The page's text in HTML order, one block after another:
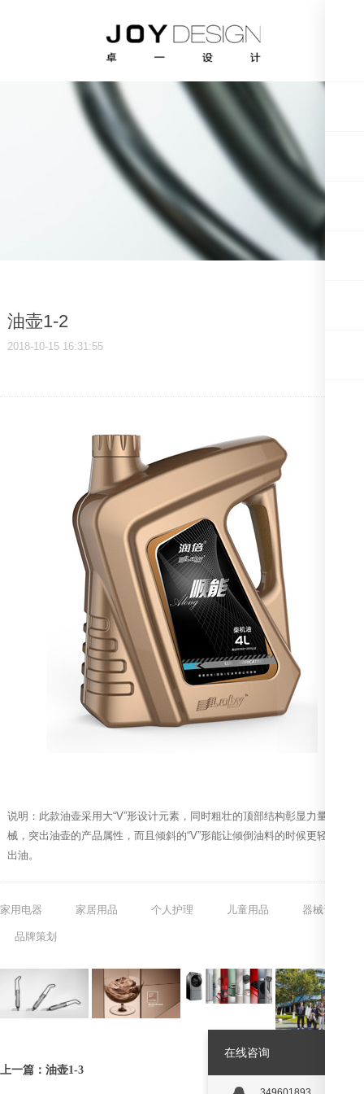
油壶1-2
2018-10-15 16:31:55
说明：此款油壶采用大“V”形设计元素，同时粗壮的顶部结构彰显力量和机
械，突出油壶的产品属性，而且倾斜的“V”形能让倾倒油料的时候更轻松的
出油。
家用电器 家居用品 个人护理 儿童用品 器械设备
品牌策划
上一篇：油壶1-3
在线咨询